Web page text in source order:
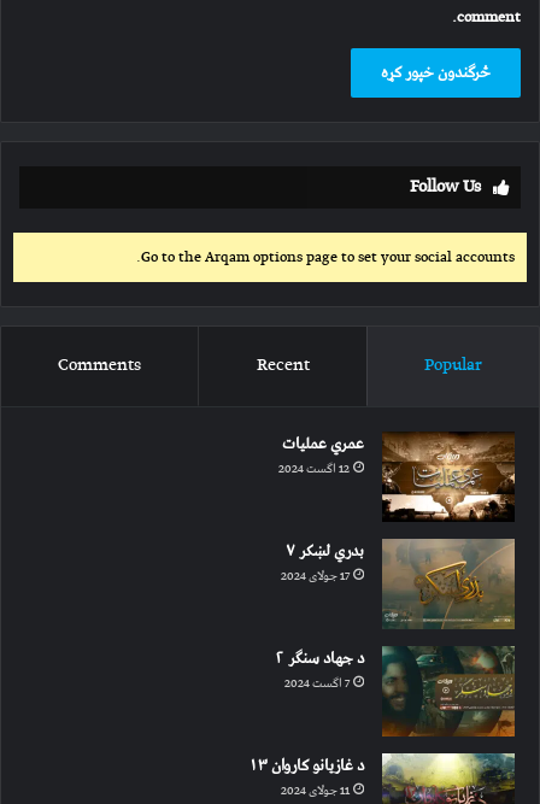
comment.
Follow Us
Go to the Arqam options page to set your social accounts.
Popular
Recent
Comments
عمري عملیات
12 اگست 2024
بدري لښکر ۷
17 جولای 2024
د جهاد سنګر ۲
7 اگست 2024
د غازیانو کاروان ۱۳
11 جولای 2024